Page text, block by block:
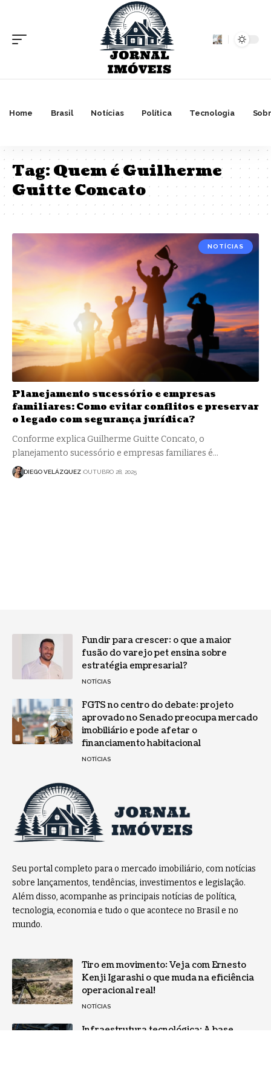
Home Brasil Notícias Política Tecnologia
Tag:Quem é Guilherme
Guitte Concato
NOTÍCIAS
Planejamento sucessório e empresas
familiares: Como evitar conflitos e preservar
o legado com segurança jurídica?
Conforme explica Guilherme Guitte Concato, o
planejamento sucessório e empresas familiares é…
DIEGO VELÁZQUEZ OUTUBRO 28, 2025
Fundir para crescer: o que a maior
fusão do varejo pet ensina sobre
estratégia empresarial?
NOTÍCIAS
FGTS no centro do debate: projeto
aprovado no Senado preocupa mercado
imobiliário e pode afetar o
financiamento habitacional
NOTÍCIAS
Seu portal completo para o mercado imobiliário, com notícias
sobre lançamentos, tendências, investimentos e legislação.
Além disso, acompanhe as principais notícias de política,
tecnologia, economia e tudo o que acontece no Brasil e no
mundo.
Tiro em movimento: Veja com Ernesto
Kenji Igarashi o que muda na eficiência
operacional real!
NOTÍCIAS
Infraestrutura tecnológica: A base